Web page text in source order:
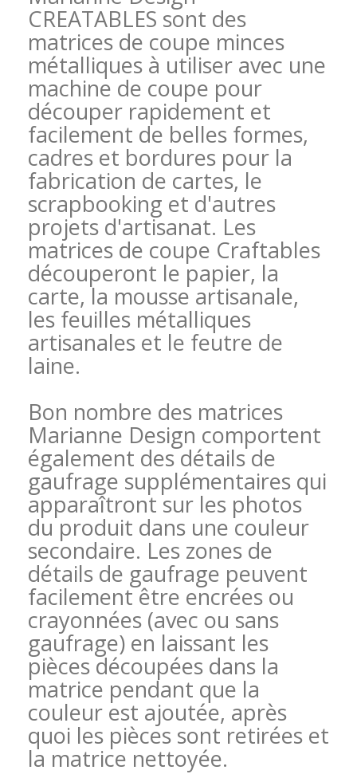
CREATABLES sont des
matrices de coupe minces
métalliques à utiliser avec une
machine de coupe pour
découper rapidement et
facilement de belles formes,
cadres et bordures pour la
fabrication de cartes, le
scrapbooking et d'autres
projets d'artisanat. Les
matrices de coupe Craftables
découperont le papier, la
carte, la mousse artisanale,
les feuilles métalliques
artisanales et le feutre de
laine.
Bon nombre des matrices
Marianne Design comportent
également des détails de
gaufrage supplémentaires qui
apparaîtront sur les photos
du produit dans une couleur
secondaire. Les zones de
détails de gaufrage peuvent
facilement être encrées ou
crayonnées (avec ou sans
gaufrage) en laissant les
pièces découpées dans la
matrice pendant que la
couleur est ajoutée, après
quoi les pièces sont retirées et
la matrice nettoyée.